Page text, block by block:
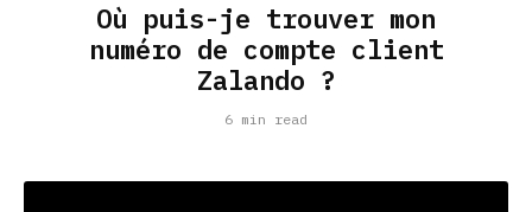
Où puis-je trouver mon
numéro de compte client
Zalando ?
6 min read